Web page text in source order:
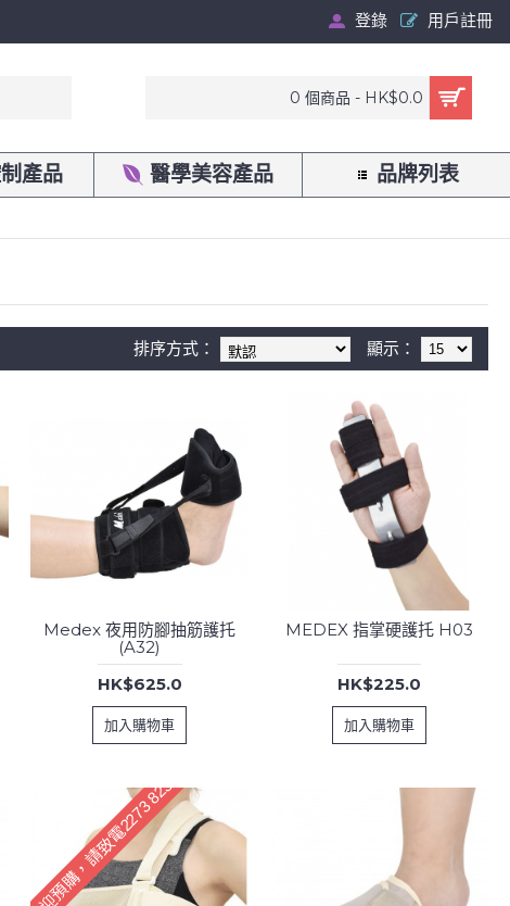
登錄 用戶註冊
0 個商品 - HK$0.0
產品 醫學美容產品 品牌列表
顯示：
排序方式：
Medex 夜用防腳抽筋護托
(A32)
HK$625.0
加入購物車
MEDEX 指掌硬護托 H03
HK$225.0
加入購物車
歡迎預購，請致電2273 8233訂購